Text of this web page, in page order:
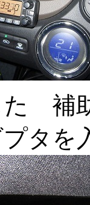
補
タを